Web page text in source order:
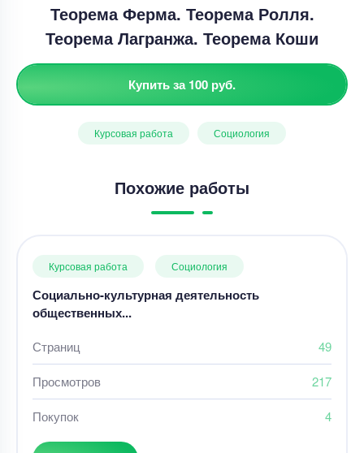
Теорема Ферма. Теорема Ролля.
Теорема Лагранжа. Теорема Коши
Купить за 100 руб.
Курсовая работа Социология
Похожие работы
Курсовая работа Социология
Социально-культурная деятельность
общественных...
Страниц 49
Просмотров 217
Покупок 4